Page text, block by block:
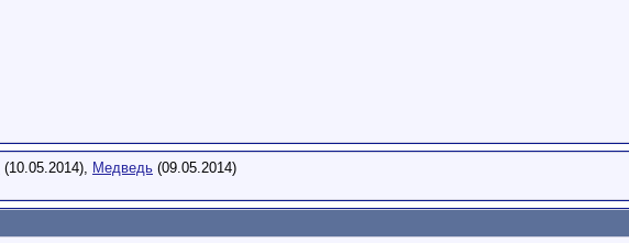
(10.05.2014), Медведь (09.05.2014)